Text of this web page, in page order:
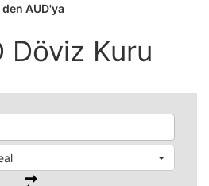
den AUD'ya
Döviz Kuru